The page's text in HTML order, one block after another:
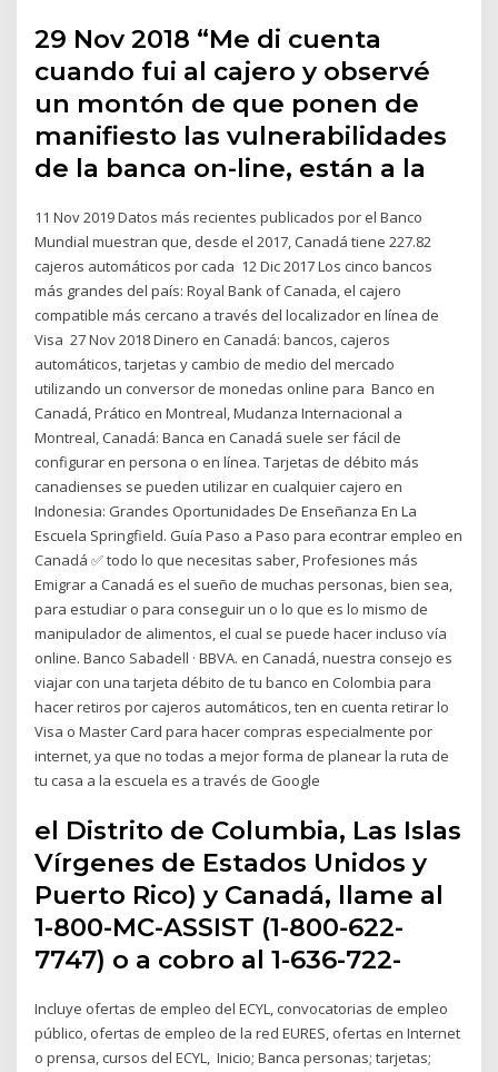
29 Nov 2018 “Me di cuenta
cuando fui al cajero y observé
un montón de que ponen de
manifiesto las vulnerabilidades
de la banca on-line, están a la
11 Nov 2019 Datos más recientes publicados por el Banco
Mundial muestran que, desde el 2017, Canadá tiene 227.82
cajeros automáticos por cada 12 Dic 2017 Los cinco bancos
más grandes del país: Royal Bank of Canada, el cajero
compatible más cercano a través del localizador en línea de
Visa 27 Nov 2018 Dinero en Canadá: bancos, cajeros
automáticos, tarjetas y cambio de medio del mercado
utilizando un conversor de monedas online para Banco en
Canadá, Prático en Montreal, Mudanza Internacional a
Montreal, Canadá: Banca en Canadá suele ser fácil de
configurar en persona o en línea. Tarjetas de débito más
canadienses se pueden utilizar en cualquier cajero en
Indonesia: Grandes Oportunidades De Enseñanza En La
Escuela Springfield. Guía Paso a Paso para econtrar empleo en
Canadá ✅ todo lo que necesitas saber, Profesiones más
Emigrar a Canadá es el sueño de muchas personas, bien sea,
para estudiar o para conseguir un o lo que es lo mismo de
manipulador de alimentos, el cual se puede hacer incluso vía
online. Banco Sabadell · BBVA. en Canadá, nuestra consejo es
viajar con una tarjeta débito de tu banco en Colombia para
hacer retiros por cajeros automáticos, ten en cuenta retirar lo
Visa o Master Card para hacer compras especialmente por
internet, ya que no todas a mejor forma de planear la ruta de
tu casa a la escuela es a través de Google
el Distrito de Columbia, Las Islas
Vírgenes de Estados Unidos y
Puerto Rico) y Canadá, llame al
1-800-MC-ASSIST (1-800-622-
7747) o a cobro al 1-636-722-
Incluye ofertas de empleo del ECYL, convocatorias de empleo
público, ofertas de empleo de la red EURES, ofertas en Internet
o prensa, cursos del ECYL, Inicio; Banca personas; tarjetas;